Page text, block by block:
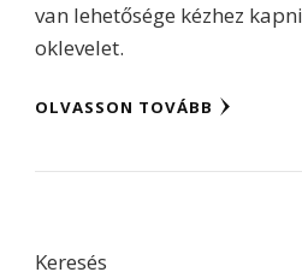
van lehetősége kézhez
oklevelet.
OLVASSON TOVÁBB
Keresés